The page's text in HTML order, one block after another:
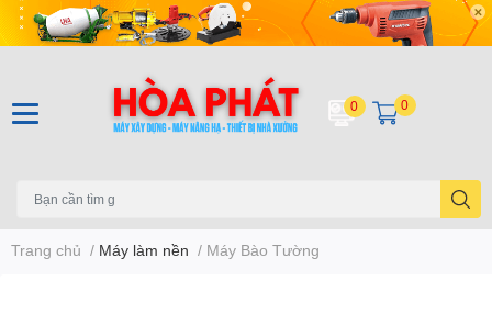
0 0
Trang chủ / Máy làm nền / Máy Bào Tường